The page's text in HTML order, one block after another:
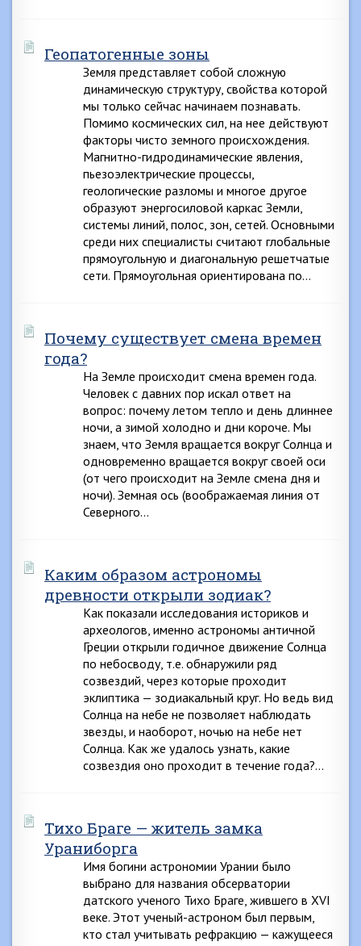
Геопатогенные зоны
Земля представляет собой сложную
динамическую структуру, свойства которой
мы только сейчас начинаем познавать.
Помимо космических сил, на нее действуют
факторы чисто земного происхождения.
Магнитно-гидродинамические явления,
пьезоэлектрические процессы,
геологические разломы и многое другое
образуют энергосиловой каркас Земли,
системы линий, полос, зон, сетей. Основными
среди них специалисты считают глобальные
прямоугольную и диагональную решетчатые
сети. Прямоугольная ориентирована по…
Почему существует смена времен
года?
На Земле происходит смена времен года.
Человек с давних пор искал ответ на
вопрос: почему летом тепло и день длиннее
ночи, а зимой холодно и дни короче. Мы
знаем, что Земля вращается вокруг Солнца и
одновременно вращается вокруг своей оси
(от чего происходит на Земле смена дня и
ночи). Земная ось (воображаемая линия от
Северного…
Каким образом астрономы
древности открыли зодиак?
Как показали исследования историков и
археологов, именно астрономы античной
Греции открыли годичное движение Солнца
по небосводу, т.е. обнаружили ряд
созвездий, через которые проходит
эклиптика — зодиакальный круг. Но ведь вид
Солнца на небе не позволяет наблюдать
звезды, и наоборот, ночью на небе нет
Солнца. Как же удалось узнать, какие
созвездия оно проходит в течение года?…
Тихо Браге — житель замка
Ураниборга
Имя богини астрономии Урании было
выбрано для названия обсерватории
датского ученого Тихо Браге, жившего в XVI
веке. Этот ученый-астроном был первым,
кто стал учитывать рефракцию — кажущееся